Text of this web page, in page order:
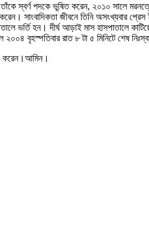
তাঁকে স্বর্ণ পদকে ভুষিত করেন, ২০১০ সালে
করেন। সাংবাদিকতা জীবনে তিনি
ভর্তি হন। দীর্ঘ আড়াই মাস হাসপাতালে
২০০৪ বৃহস্পতিবার রাত ৮ টা ৫ মিনিটে শেষ
করেন।আমিন।